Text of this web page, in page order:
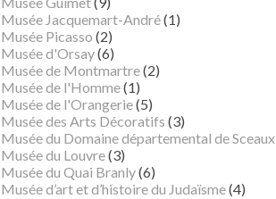
Musée Jacquemart-André(1)
Musée Picasso (2)
Musée d'Orsay(6)
Musée de Montmartre(2)
Musée de l'Homme(1)
Musée de l'Orangerie(5)
Musée des Arts Décoratifs (3)
Musée du Domaine départemental de Sceaux
Musée du Louvre(3)
Musée du Quai Branly(6)
Musée d’art et d’histoire du Judaïsme(4)